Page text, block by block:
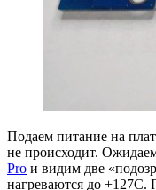
Подаем питание на
не происходит.
Pro и видим две
нагреваются до +127С.